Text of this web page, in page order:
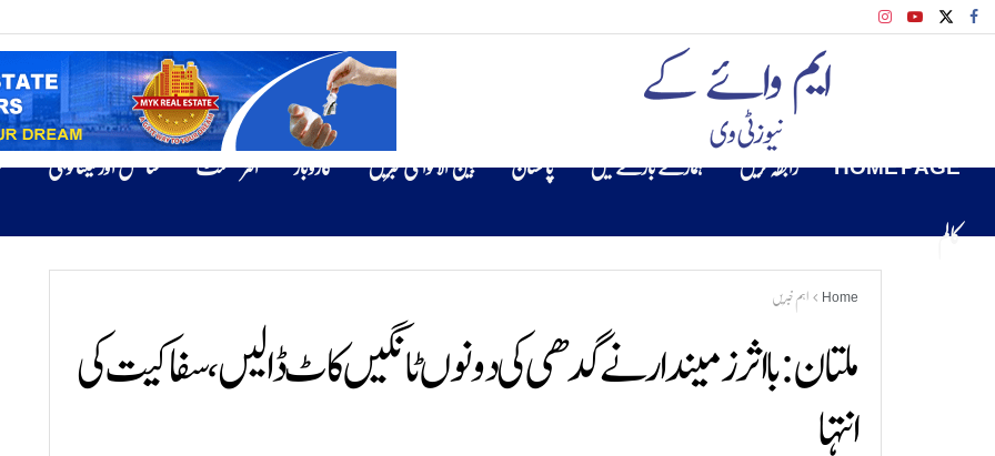
HOME PAGE رابطہ کریں ہمارے بارے میں پاکستان بین الاقوامی خبریں کاروبار انٹرٹینمنٹ سائنس اور ٹیکنالوجی
کالم
Home اہم خبریں
ملتان: بااثر زمیندار نے گدھی کی دونوں ٹانگیں کاٹ ڈالیں، سفاکیت کی
انتہا